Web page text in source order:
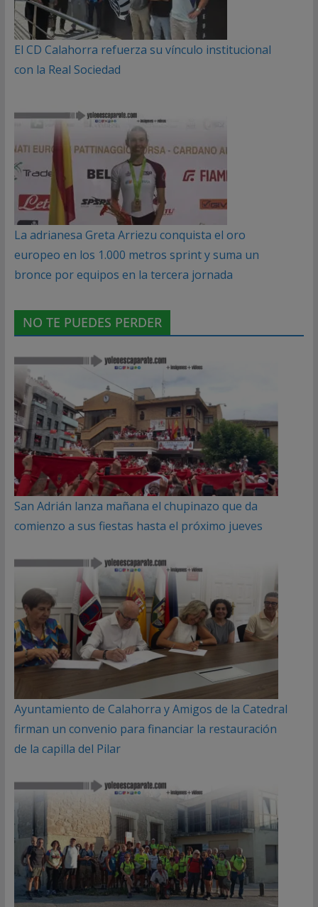
El CD Calahorra refuerza su vínculo institucional
con la Real Sociedad
La adrianesa Greta Arriezu conquista el oro
europeo en los 1.000 metros sprint y suma un
bronce por equipos en la tercera jornada
NO TE PUEDES PERDER
San Adrián lanza mañana el chupinazo que da
comienzo a sus fiestas hasta el próximo jueves
Ayuntamiento de Calahorra y Amigos de la Catedral
firman un convenio para financiar la restauración
de la capilla del Pilar